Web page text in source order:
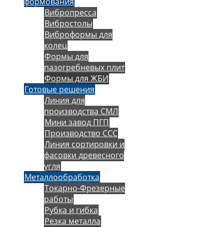
Вибропресса
Вибростолы
Виброформы для
колец
Формы для
пазогребневых плит
Формы для ЖБИ
Готовые решения
Линия для
производства СМЛ
Мини завод ПГП
Производство ССС
Линия сортировки и
фасовки древесного
угля
Металлообработка
Токарно-Фрезерные
работы
Рубка и гибка
Резка металла